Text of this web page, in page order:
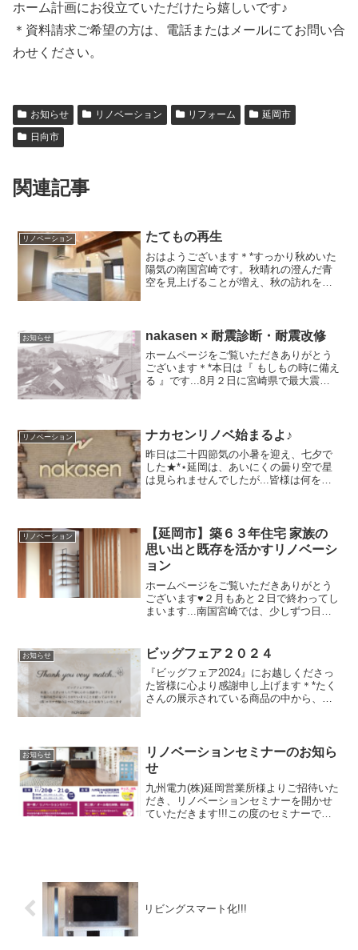
ホーム計画にお役立ていただけたら嬉しいです♪
＊資料請求ご希望の方は、電話またはメールにてお問い合
わせください。
お知らせ リノベーション リフォーム
延岡市
日向市
関連記事
リノベーション たてもの再生
おはようございます＊*すっかり秋めいた
陽気の南国宮崎です。秋晴れの澄んだ青
空を見上げることが増え、秋の訪れを感
わりの詰まった素敵...
お知らせ nakasen × 耐震診断・耐震改修
ホームページをご覧いただきありがとう
ございます＊*本日は『 もしもの時に備え
る 』です...8月２日に宮崎県で最大震度6
告もありません...
リノベーション ナカセンリノベ始まるよ♪
昨日は二十四節気の小暑を迎え、七夕で
した★*⋆延岡は、あいにくの曇り空で星
は見られませんでしたが...皆様は何を願
ション工事...
リノベーション
【延岡市】築６３年住宅 家族の
思い出と既存を活かすリノベーシ
ョン
ホームページをご覧いただきありがとう
ございます♥２月もあと２日で終わってし
まいます...南国宮崎では、少しずつ日差
咲き始める桜を想像すると、日に日に春
への期待が膨ら...
お知らせ ビッグフェア２０２４
『ビッグフェア2024』にお越しくださっ
た皆様に心より感謝申し上げます＊*たく
さんの展示されている商品の中から、お
す...また生活に欠...
お知らせ
リノベーションセミナーのお知ら
せ
九州電力(株)延岡営業所様よりご招待いた
だき、リノベーションセミナーを開かせ
ていただきます!!!この度のセミナーで
リビングスマート化!!!